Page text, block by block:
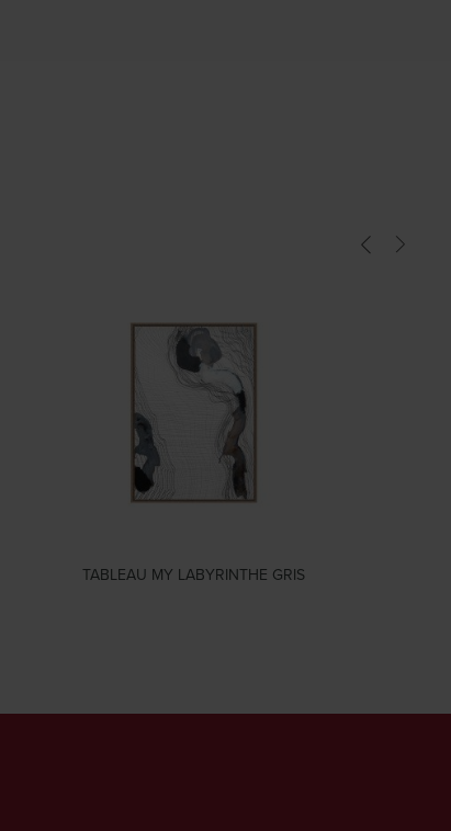
TABLEAU MY LABYRINTHE GRIS